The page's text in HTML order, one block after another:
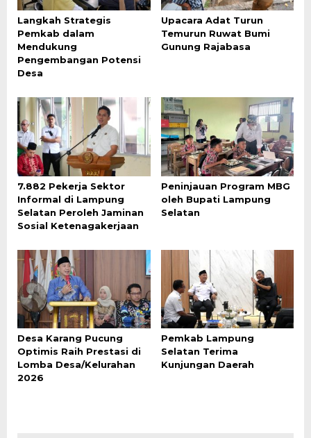
Langkah Strategis
Pemkab dalam
Mendukung
Pengembangan Potensi
Desa
Upacara Adat Turun
Temurun Ruwat Bumi
Gunung Rajabasa
7.882 Pekerja Sektor
Informal di Lampung
Selatan Peroleh Jaminan
Sosial Ketenagakerjaan
Peninjauan Program MBG
oleh Bupati Lampung
Selatan
Desa Karang Pucung
Optimis Raih Prestasi di
Lomba Desa/Kelurahan
2026
Pemkab Lampung
Selatan Terima
Kunjungan Daerah